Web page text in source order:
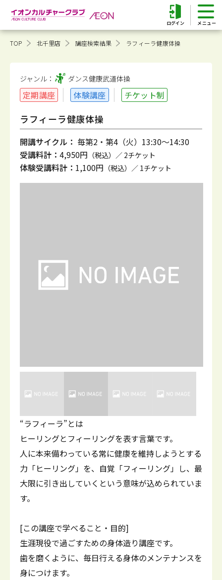
ログイン
TOP 北千里店 講座検索結果 ラフィーラ健康体操
ジャンル： ダンス健康武道体操
定期講座 体験講座 チケット制
ラフィーラ健康体操
開講サイクル： 毎第2・第4（火）13:30～14:30
受講料計： 4,950円 （税込）／ 2チケット
体験受講料計： 1,100円 （税込）／ 1チケット
“ラフィーラ”とは
ヒーリングとフィーリングを表す言葉です。
人に本来備わっている常に健康を維持しようとする
力「ヒーリング」を、自覚「フィーリング」し、最
大限に引き出していくという意味が込められていま
す。
[この講座で学べること・目的]
生涯現役で過ごすための身体造り講座です。
歯を磨くように、毎日行える身体のメンテナンスを
身につけます。